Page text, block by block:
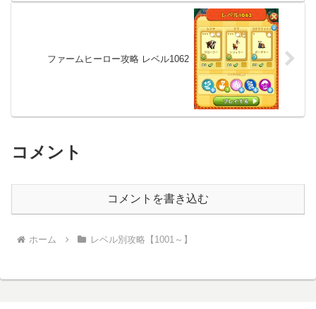
ファームヒーロー攻略 レベル1062
コメント
コメントを書き込む
ホーム レベル別攻略【1001～】